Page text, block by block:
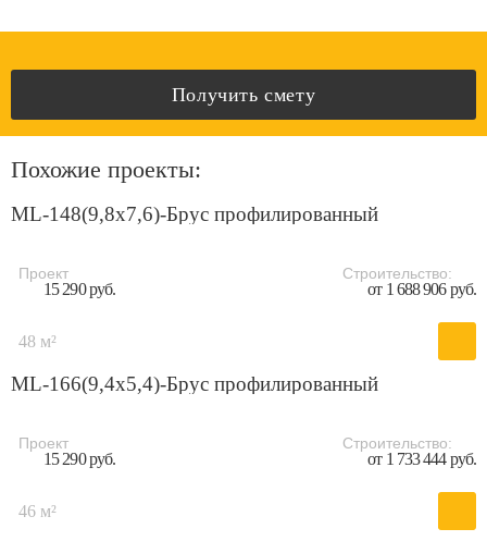
Получить смету
Похожие проекты:
ML-148(9,8х7,6)-Брус профилированный
Проект
15 290 руб.
Строительство:
от 1 688 906 руб.
48 м²
ML-166(9,4x5,4)-Брус профилированный
Проект
15 290 руб.
Строительство:
от 1 733 444 руб.
46 м²